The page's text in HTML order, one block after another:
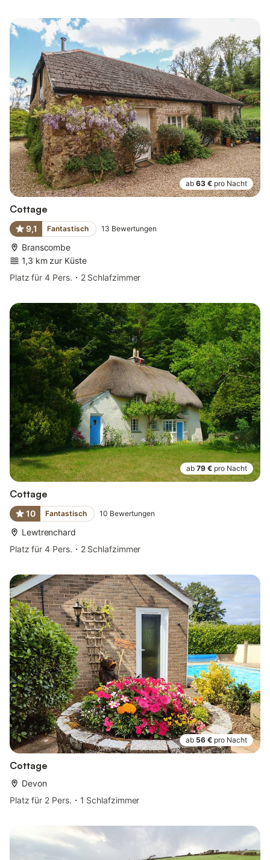
ab 63 € pro Nacht
Cottage
9,1 Fantastisch 13 Bewertungen
Branscombe
1,3 km zur Küste
Platz für 4 Pers.
2 Schlafzimmer
ab 79 € pro Nacht
Cottage
10 Fantastisch 10 Bewertungen
Lewtrenchard
Platz für 4 Pers.
2 Schlafzimmer
ab 56 € pro Nacht
Cottage
Devon
Platz für 2 Pers.
1 Schlafzimmer